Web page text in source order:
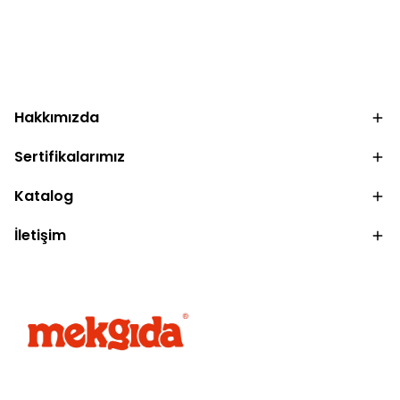
Hakkımızda
Sertifikalarımız
Katalog
İletişim